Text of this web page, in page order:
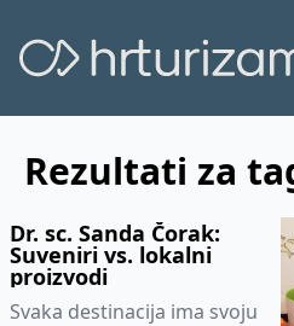
Rezultati za
Dr. sc. Sanda Čorak:
Suveniri vs. lokalni
proizvodi
Svaka destinacija ima svoju